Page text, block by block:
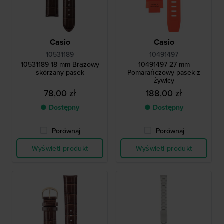
Casio
10531189
10531189 18 mm Brązowy
skórzany pasek
78,00 zł
● Dostępny
Porównaj
Wyświetl produkt
Casio
10491497
10491497 27 mm
Pomarańczowy pasek z
żywicy
188,00 zł
● Dostępny
Porównaj
Wyświetl produkt